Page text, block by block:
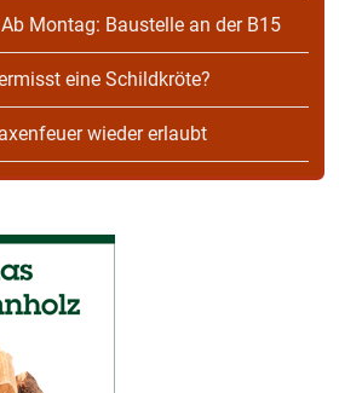
Ab Montag: Baustelle an der B15
eine Schildkröte?
wieder erlaubt